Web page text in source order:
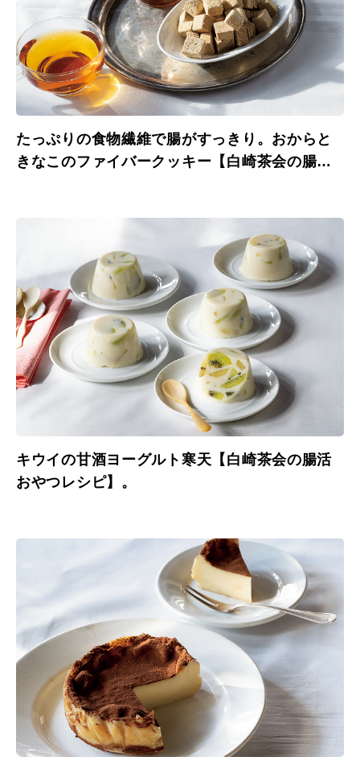
たっぷりの食物繊維で腸がすっきり。おからと
きなこのファイバークッキー【白崎茶会の腸活
キウイの甘酒ヨーグルト寒天【白崎茶会の腸活
おやつレシピ】。